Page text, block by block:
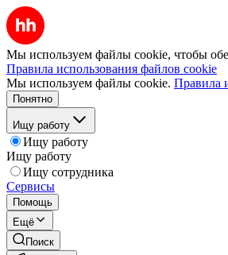
Мы используем файлы cookie, чтобы
Правила использования файлов cookie
Мы используем файлы cookie. Правила
Понятно
Ищу работу
Ищу работу
Ищу работу
Ищу сотрудника
Сервисы
Помощь
Ещё
Поиск